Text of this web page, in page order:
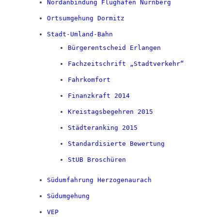
Nordanbindung Flughafen Nürnberg
Ortsumgehung Dormitz
Stadt-Umland-Bahn
Bürgerentscheid Erlangen
Fachzeitschrift „Stadtverkehr“
Fahrkomfort
Finanzkraft 2014
Kreistagsbegehren 2015
Städteranking 2015
Standardisierte Bewertung
StUB Broschüren
Südumfahrung Herzogenaurach
Südumgehung
VEP